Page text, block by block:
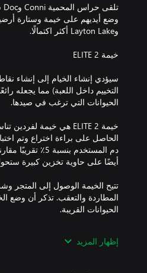
سيؤدي إنشاء الخيام إلى إنشاء
التخييم داخل اللعبة) مما يجعله
الحاصل على براءة اختراع وتم
دم المستخدم
تتيح الخيمة الوصول إلى المتجر
المطاردة والتعقب. تذكر أن وضع
إظهار المزيد